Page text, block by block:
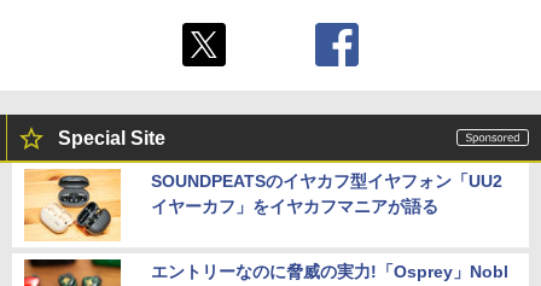
Special Site
SOUNDPEATSのイヤカフ型イヤフォン「UU2
イヤーカフ」をイヤカフマニアが語る
エントリーなのに脅威の実力!「Osprey」Nobl